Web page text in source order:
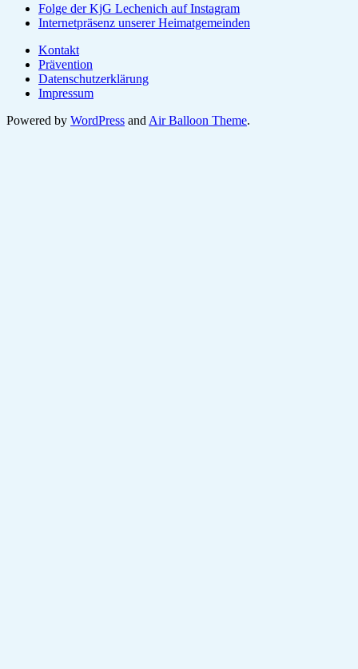
Folge der KjG Lechenich auf Instagram
Internetpräsenz unserer Heimatgemeinden
Kontakt
Prävention
Datenschutzerklärung
Impressum
Powered by WordPress and Air Balloon Theme.